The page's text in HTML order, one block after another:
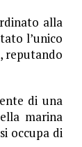
alla
l’unico
reputando
di una
marina
occupa di